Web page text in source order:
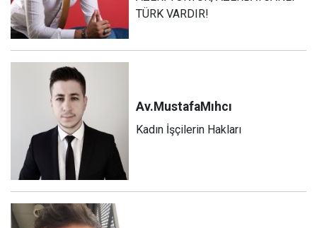
TÜRK VARDIR!
Av.MustafaMıhcı
Kadın İşçilerin Hakları